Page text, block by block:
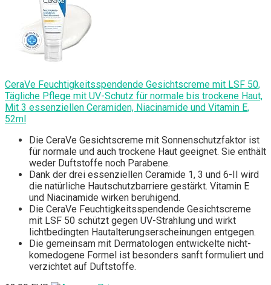
CeraVe Feuchtigkeitsspendende Gesichtscreme mit LSF 50,
Tägliche Pflege mit UV-Schutz für normale bis trockene Haut,
Mit 3 essenziellen Ceramiden, Niacinamide und Vitamin E,
52ml
Die CeraVe Gesichtscreme mit Sonnenschutzfaktor ist
für normale und auch trockene Haut geeignet. Sie enthält
weder Duftstoffe noch Parabene.
Dank der drei essenziellen Ceramide 1, 3 und 6-II wird
die natürliche Hautschutzbarriere gestärkt. Vitamin E
und Niacinamide wirken beruhigend.
Die CeraVe Feuchtigkeitsspendende Gesichtscreme
mit LSF 50 schützt gegen UV-Strahlung und wirkt
lichtbedingten Hautalterungserscheinungen entgegen.
Die gemeinsam mit Dermatologen entwickelte nicht-
komedogene Formel ist besonders sanft formuliert und
verzichtet auf Duftstoffe.